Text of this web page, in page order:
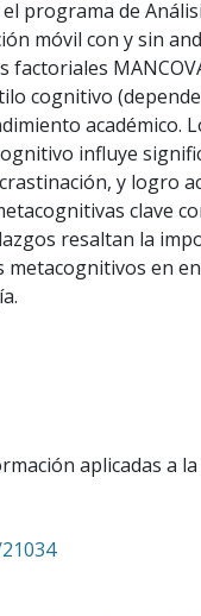
programa de
móvil con y sin
factoriales
cognitivo
académico.
influye
y logro
clave
resaltan la
metacognitivos en
aplicadas a la